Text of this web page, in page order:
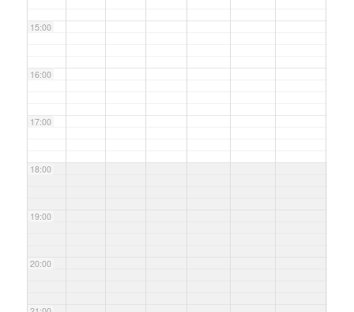
15:00
16:00
17:00
18:00
19:00
20:00